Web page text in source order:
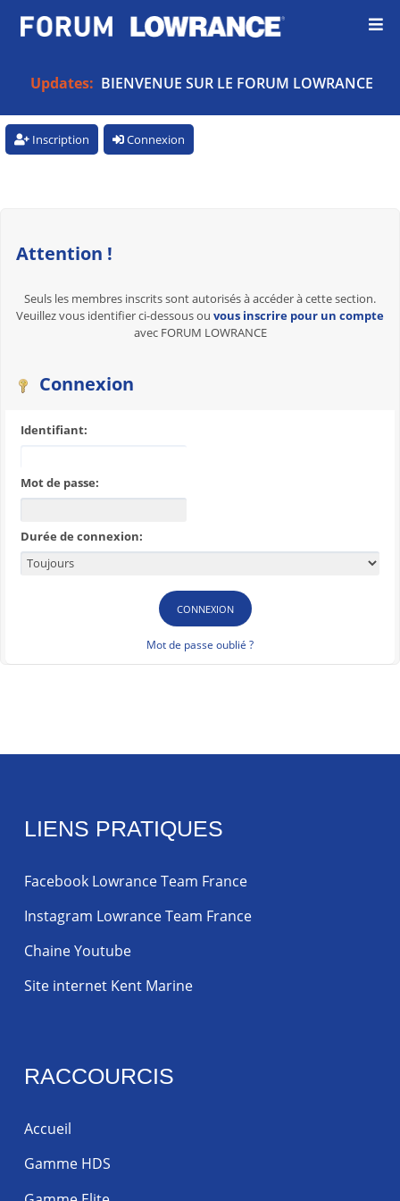
Updates: BIENVENUE SUR LE FORUM LOWRANCE
Inscription Connexion
Attention !
Seuls les membres inscrits sont autorisés à accéder à cette section.
Veuillez vous identifier ci-dessous ou vous inscrire pour un compte
avec FORUM LOWRANCE
Connexion
Identifiant:
Mot de passe:
Durée de connexion:
Mot de passe oublié ?
LIENS PRATIQUES
Facebook Lowrance Team France
Instagram Lowrance Team France
Chaine Youtube
Site internet Kent Marine
RACCOURCIS
Accueil
Gamme HDS